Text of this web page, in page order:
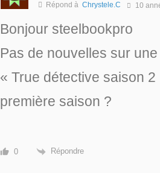
Répond à Chrystele.C 10
Bonjour steelbookpro
Pas de nouvelles sur
« True détective saison
première saison ?
0 Répondre